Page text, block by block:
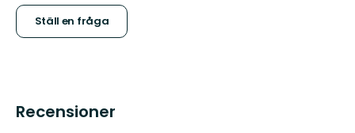
Ställ en fråga
Recensioner